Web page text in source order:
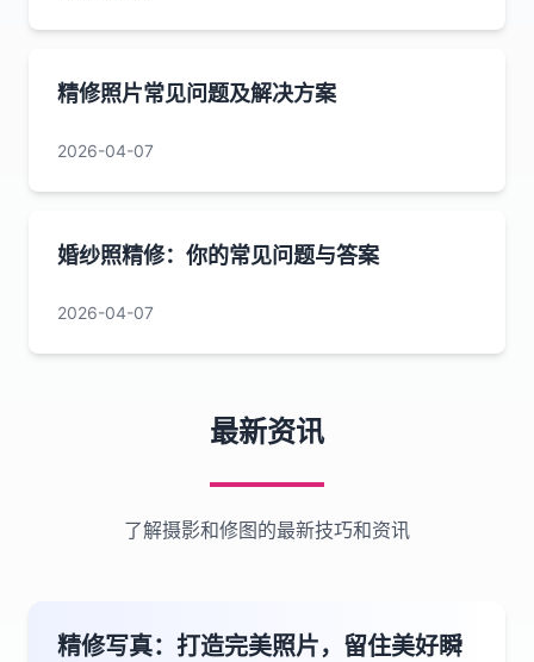
精修照片常见问题及解决方案
2026-04-07
婚纱照精修：你的常见问题与答案
2026-04-07
最新资讯
了解摄影和修图的最新技巧和资讯
精修写真：打造完美照片，留住美好瞬